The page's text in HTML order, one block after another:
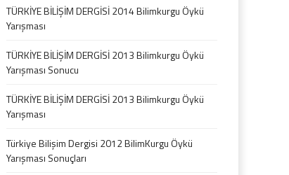
TÜRKİYE BİLİŞİM DERGİSİ 2014 Bilimkurgu Öykü
Yarışması
TÜRKİYE BİLİŞİM DERGİSİ 2013 Bilimkurgu Öykü
Yarışması Sonucu
TÜRKİYE BİLİŞİM DERGİSİ 2013 Bilimkurgu Öykü
Yarışması
Türkiye Bilişim Dergisi 2012 BilimKurgu Öykü
Yarışması Sonuçları